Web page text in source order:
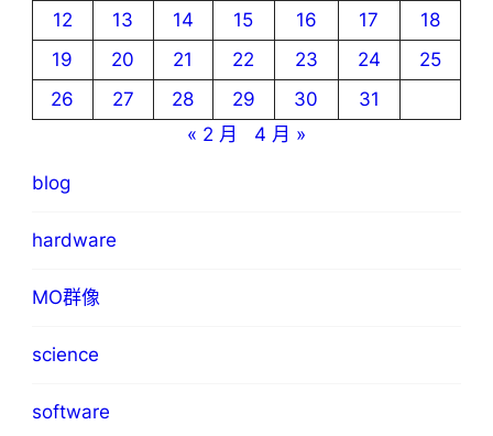
12
13 14 15 16 17
18
19
20 21 22 23 24
25
26
27 28 29 30
31
« 2 月
4 月 »
blog
hardware
MO群像
science
software